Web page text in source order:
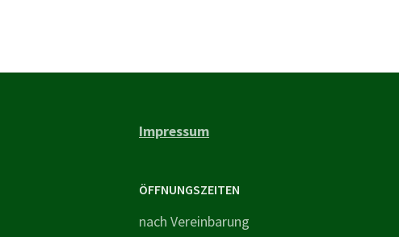
Impressum
ÖFFNUNGSZEITEN
nach Vereinbarung